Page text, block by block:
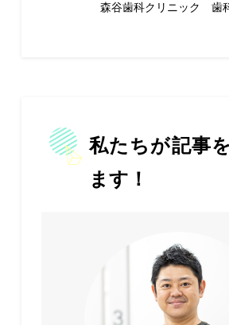
森谷歯科クリニック 歯
私たちが記事
ます！